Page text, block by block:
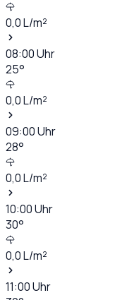
0,0L/m²
08:00Uhr
25°
0,0L/m²
09:00Uhr
28°
0,0L/m²
10:00Uhr
30°
0,0L/m²
11:00Uhr